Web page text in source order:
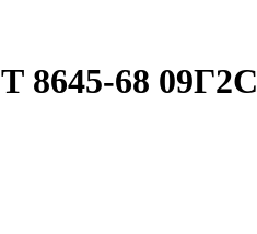
8645-68 09Г2С